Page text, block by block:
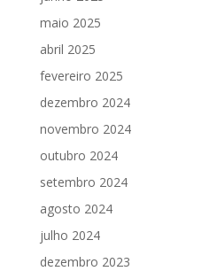
maio 2025
abril 2025
fevereiro 2025
dezembro 2024
novembro 2024
outubro 2024
setembro 2024
agosto 2024
julho 2024
dezembro 2023